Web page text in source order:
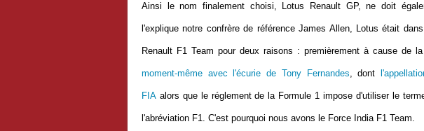
Ainsi le nom finalement choisi, Lotus Renault GP, ne doit
l'explique notre confrère de référence James Allen, Lotus était
Renault F1 Team pour deux raisons : premièrement à cause de la
moment-même avec l'écurie de Tony Fernandes, dont
FIA alors que le réglement de la Formule 1 impose d'utiliser le
l'abréviation F1. C'est pourquoi nous avons le Force India F1 Team.